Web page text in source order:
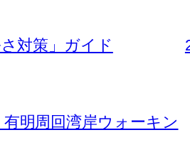
対策」ガイド
明周回湾岸ウォーキン